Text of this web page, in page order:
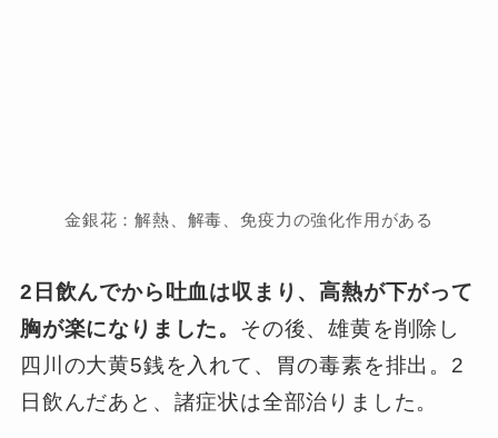
金銀花：解熱、解毒、免疫力の強化作用がある
2日飲んでから吐血は収まり、高熱が下がって
胸が楽になりました。 その後、雄黄を削除し
四川の大黄5銭を入れて、胃の毒素を排出。2
日飲んだあと、諸症状は全部治りました。